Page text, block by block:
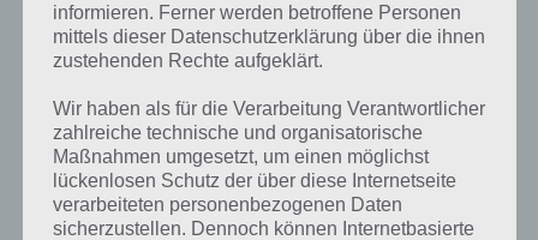
Virenscanner Apps im Test für Android
Für September 2012 gibt es den“Mobile Security Review”von av-
comparatives.org. Diese haben sich mit der Sicherheit auf
Mobiltelefonen mit Android auseinandergesetzt.
Auch der Batterieverbrauch war ein Thema beim Test der
informieren. Ferner werden betroffene Personen
mittels dieser Datenschutzerklärung über die ihnen
zustehenden Rechte aufgeklärt.
Wir haben als für die Verarbeitung Verantwortlicher
zahlreiche technische und organisatorische
Maßnahmen umgesetzt, um einen möglichst
lückenlosen Schutz der über diese Internetseite
verarbeiteten personenbezogenen Daten
sicherzustellen. Dennoch können Internetbasierte